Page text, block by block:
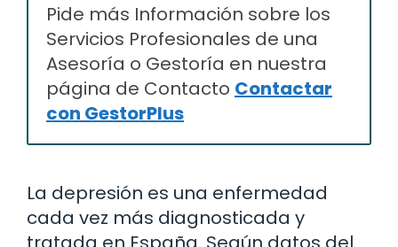
Pide más Información sobre los
Servicios Profesionales de una
Asesoría o Gestoría en nuestra
página de Contacto Contactar
con GestorPlus
La depresión es una enfermedad
cada vez más diagnosticada y